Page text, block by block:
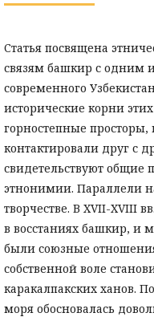
Статья посвящена
связям башкир с одним
современного
исторические корни
горностепные просторы,
контактировали друг с
свидетельствуют общие
этнонимии. Параллели
творчестве. В XVII-XVIII
в восстаниях башкир, и
были союзные
собственной воле
каракалпакских ханов.
моря обосновалась